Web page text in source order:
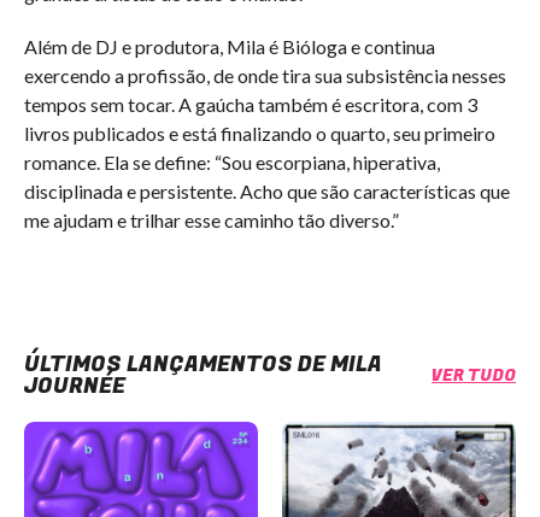
Além de DJ e produtora, Mila é Bióloga e continua
exercendo a profissão, de onde tira sua subsistência nesses
tempos sem tocar. A gaúcha também é escritora, com 3
livros publicados e está finalizando o quarto, seu primeiro
romance. Ela se define: “Sou escorpiana, hiperativa,
disciplinada e persistente. Acho que são características que
me ajudam e trilhar esse caminho tão diverso.”
ÚLTIMOS LANÇAMENTOS DE MILA
JOURNÉE VER TUDO